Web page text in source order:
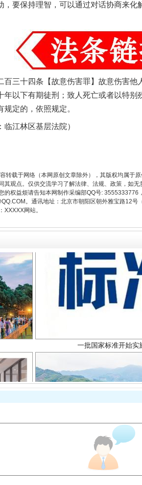
保持理智，可以通过对话协商来化
十四条【故意伤害罪】故意伤害他
年以下有期徒刑；致人死亡或者以特
定的，依照规定。
江林区基层法院）
转载于网络（本网原创文章除外），其版权均属
其观点。仅供交流学习了解法律、法规、政策，如
的权益烦请告知本网制作采编部QQ号:
。通讯地址：北京市朝阳区朝外雅宝路12
XXXXX网站。
一纸欠条伤亲情 巡回调解
一批国家标准开始实施
以产业富民促振兴